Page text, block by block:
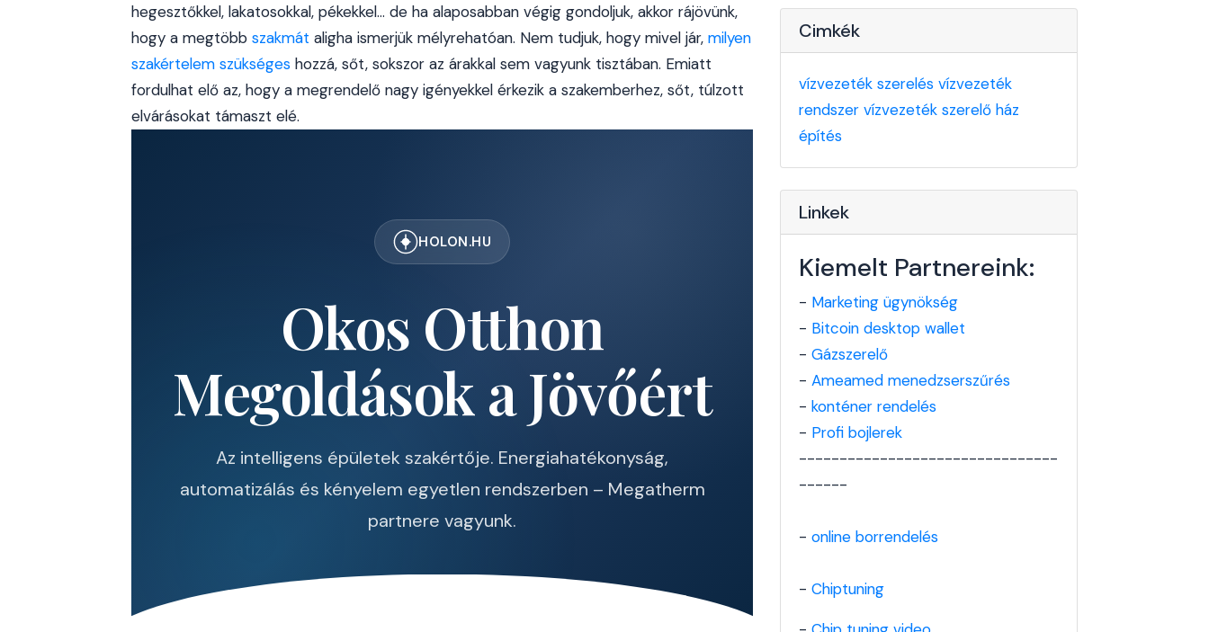
hegesztőkkel, lakatosokkal, pékekkel... de ha alaposabban végig gondoljuk, akkor rájövünk,
hogy a megtöbb szakmát aligha ismerjük mélyrehatóan. Nem tudjuk, hogy mivel jár, milyen
szakértelem szükséges hozzá, sőt, sokszor az árakkal sem vagyunk tisztában. Emiatt
fordulhat elő az, hogy a megrendelő nagy igényekkel érkezik a szakemberhez, sőt, túlzott
elvárásokat támaszt elé.
HOLON.HU
Okos Otthon
Megoldások a Jövőért
Az intelligens épületek szakértője. Energiahatékonyság,
automatizálás és kényelem egyetlen rendszerben – Megatherm
partnere vagyunk.
Cimkék
vízvezeték szerelésvízvezeték
rendszervízvezeték szerelőház
építés
Linkek
Kiemelt Partnereink:
- Marketing ügynökség
- Bitcoin desktop wallet
-Gázszerelő
-Ameamed menedzserszűrés
-konténer rendelés
- Profi bojlerek
--------------------------------
------
-online borrendelés
-Chiptuning